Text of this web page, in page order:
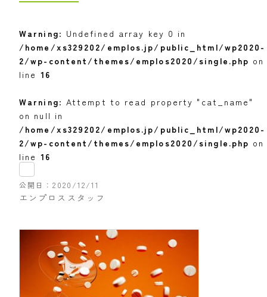
Warning: Undefined array key 0 in
/home/xs329202/emplos.jp/public_html/wp2020-
2/wp-content/themes/emplos2020/single.php on
line 16
Warning: Attempt to read property "cat_name"
on null in
/home/xs329202/emplos.jp/public_html/wp2020-
2/wp-content/themes/emplos2020/single.php on
line 16
公開日 2020/12/11
エンプロススタッフ